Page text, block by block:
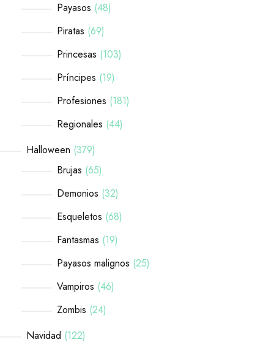
Payasos 48
Piratas 69
Princesas 103
Príncipes 19
Profesiones 181
Regionales 44
Halloween 379
Brujas 65
Demonios 32
Esqueletos 68
Fantasmas 19
Payasos malignos 25
Vampiros 46
Zombis 24
Navidad 122